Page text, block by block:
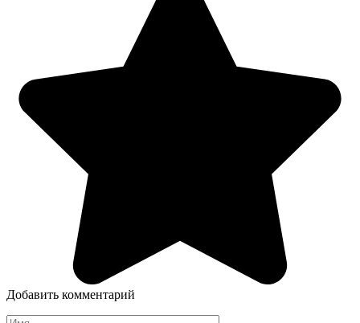
Добавить комментарий